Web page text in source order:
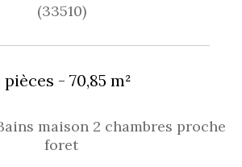
(33510)
pièces - 70,85 m²
maison 2 chambres proche
foret